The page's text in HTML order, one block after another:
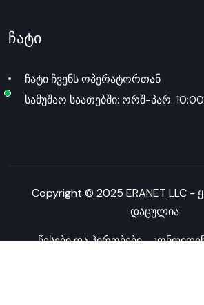
ჩატი
ჩატი ჩვენს ოპერატორთან
სამუშაო საათებში: ორშ-პარ.
Copyright © 2025 ERANET LLC
დაცულია
წესები და პირობები